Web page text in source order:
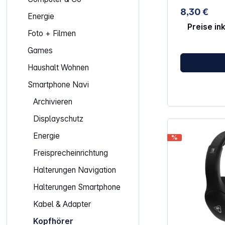
Energie
Foto + Filmen
Games
Haushalt Wohnen
Smartphone Navi
Archivieren
Displayschutz
Energie
Freisprecheinrichtung
Halterungen Navigation
Halterungen Smartphone
Kabel & Adapter
Kopfhörer
Paar
8,30 €
Preise
%